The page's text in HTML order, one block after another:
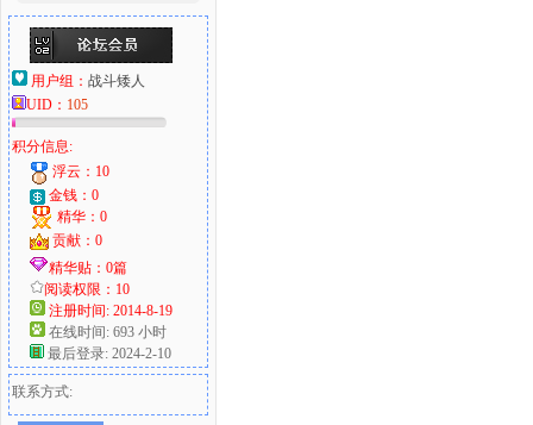
用户组： 战斗矮人
UID： 105
积分信息:
浮云：10
金钱：0
精华：0
贡献：0
精华贴：0篇
阅读权限：10
注册时间: 2014-8-19
在线时间: 693 小时
最后登录: 2024-2-10
联系方式: